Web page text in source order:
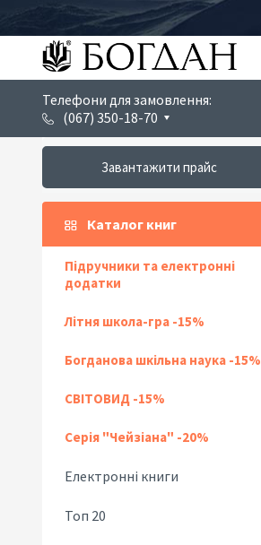
Телефони для замовлення:
(067) 350-18-70
Завантажити прайс
Каталог книг
Підручники та електронні
додатки
Літня школа-гра -15%
Богданова шкільна наука -15%
СВІТОВИД -15%
Серія "Чейзіана" -20%
Електронні книги
Топ 20